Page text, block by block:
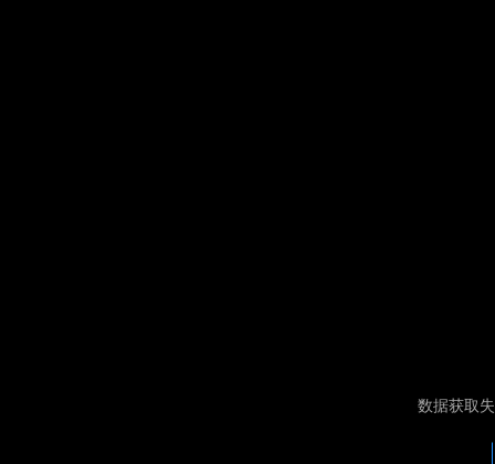
数据获取